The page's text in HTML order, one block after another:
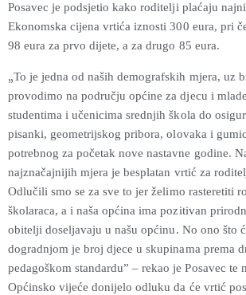
Posavec je podsjetio kako roditelji plaćaju
Ekonomska cijena vrtića iznosti 300 eura, pri
98 eura za prvo dijete, a za drugo 85 eura.
„To je jedna od naših demografskih mjera, uz
provodimo na području općine za djecu i
studentima i učenicima srednjih škola do
pisanki, geometrijskog pribora, olovaka i
potrebnog za početak nove nastavne godine.
najznačajnijih mjera je besplatan vrtić za
Odlučili smo se za sve to jer želimo rasteretiti
školaraca, a i naša općina ima pozitivan
obitelji doseljavaju u našu općinu. No ono što
dogradnjom je broj djece u skupinama prema
pedagoškom standardu” – rekao je Posavec te
Općinsko vijeće donijelo odluku da će vrtić